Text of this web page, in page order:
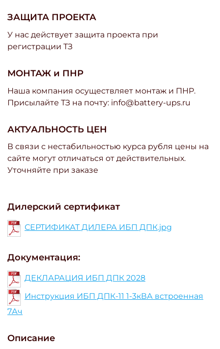
Дилерский сертификат
СЕРТИФИКАТ ДИЛЕРА ИБП ДПК.jpg
Документация:
ДЕКЛАРАЦИЯ ИБП ДПК 2028
Инструкция ИБП ДПК-11 1-3кВА встроенная
7Ач
Описание
ЗАЩИТА ПРОЕКТА
У нас действует защита проекта при
регистрации ТЗ
МОНТАЖ и ПНР
Наша компания осуществляет монтаж и ПНР.
Присылайте ТЗ на почту: info@battery-ups.ru
АКТУАЛЬНОСТЬ ЦЕН
В связи с нестабильностью курса рубля цены на
сайте могут отличаться от действительных.
Уточняйте при заказе